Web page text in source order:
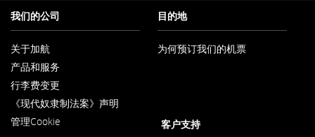
我们的公司
关于加航
新
窗
口
内
开
产品和服务
行李费变更
《现代奴隶制法案》声明
管理Cookie
目的地
为何预订我们的机票
客户支持